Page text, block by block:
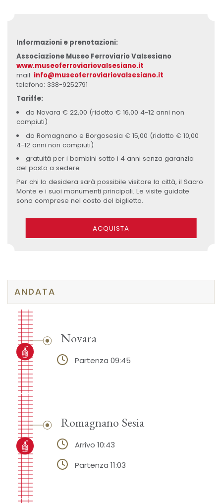
Informazioni e prenotazioni:
Associazione Museo Ferroviario Valsesiano
www.museoferroviariovalsesiano.it
mail: info@museoferroviariovalsesiano.it
telefono: 338-9252791
Tariffe:
da Novara € 22,00 (ridotto € 16,00 4-12 anni non
compiuti)
da Romagnano e Borgosesia € 15,00 (ridotto € 10,00
4-12 anni non compiuti)
gratuità per i bambini sotto i 4 anni senza garanzia
del posto a sedere
Per chi lo desidera sarà possibile visitare la città, il Sacro
Monte e i suoi monumenti principali. Le visite guidate
sono comprese nel costo del biglietto.
ACQUISTA
ANDATA
Novara
Partenza 09:45
Romagnano Sesia
Arrivo 10:43
Partenza 11:03